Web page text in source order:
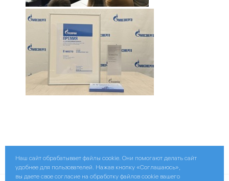
Поделиться:
Наш сайт обрабатывает файлы cookie. Они помогают делать сайт
удобнее для пользователей. Нажав кнопку «Соглашаюсь»,
вы даете свое согласие на обработку файлов cookie вашего